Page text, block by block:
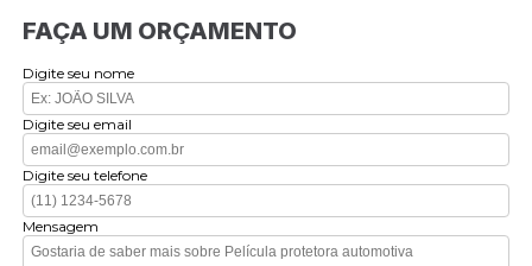
FAÇA UM ORÇAMENTO
Digite seu nome
Digite seu email
Digite seu telefone
Mensagem